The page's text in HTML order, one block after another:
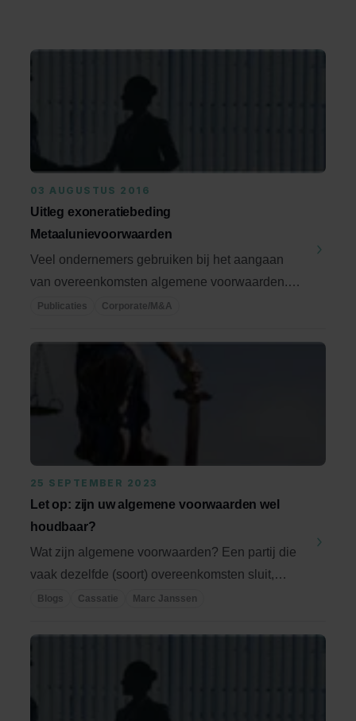
03 AUGUSTUS 2016
Uitleg exoneratiebeding
Metaalunievoorwaarden
Veel ondernemers gebruiken bij het aangaan
van overeenkomsten algemene voorwaarden.
Een bepaling ...
Publicaties Corporate/M&A
25 SEPTEMBER 2023
Let op: zijn uw algemene voorwaarden wel
houdbaar?
Wat zijn algemene voorwaarden? Een partij die
vaak dezelfde (soort) overeenkomsten sluit,
hanteert ...
Blogs Cassatie Marc Janssen